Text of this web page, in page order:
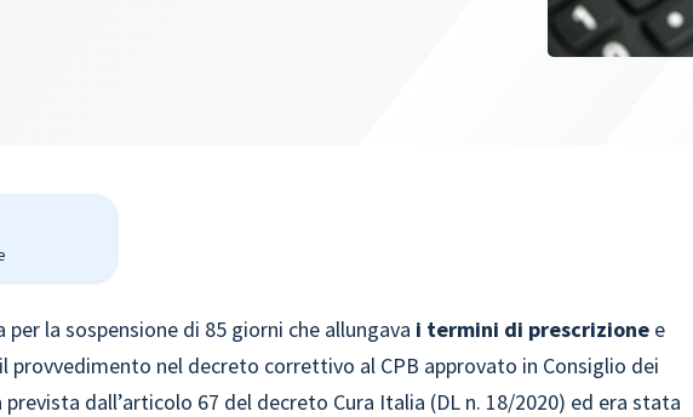
la sospensione di 85 giorni che allungava i termini di prescrizione e
provvedimento nel decreto correttivo al CPB approvato in Consiglio dei
dall’articolo 67 del decreto Cura Italia (DL n. 18/2020) ed era stata